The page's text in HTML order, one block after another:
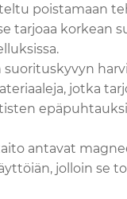
poistamaan
tarjoaa korkean
suorituskyvyn
jotka
antavat
jolloin se